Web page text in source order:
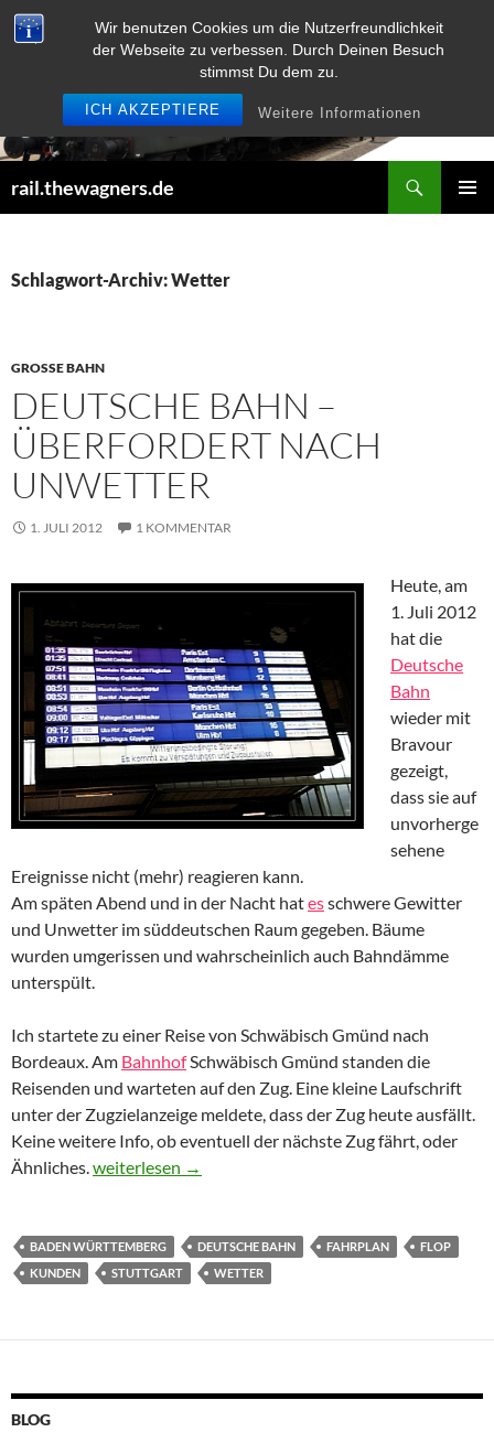
Wir benutzen Cookies um die Nutzerfreundlichkeit
der Webseite zu verbessen. Durch Deinen Besuch
stimmst Du dem zu.
ICH AKZEPTIERE Weitere Informationen
Zum
Inhalt
rail.thewagners.de
Schlagwort-Archiv: Wetter
GROSSE BAHN
DEUTSCHE BAHN –
ÜBERFORDERT NACH
UNWETTER
1. JULI 2012 1 KOMMENTAR
Heute, am
1. Juli 2012
hat die
Deutsche
Bahn
wieder mit
Bravour
gezeigt,
dass sie auf
unvorherge
sehene
Ereignisse nicht (mehr) reagieren kann.
Am späten Abend und in der Nacht hatesschwere Gewitter
und Unwetter im süddeutschen Raum gegeben. Bäume
wurden umgerissen und wahrscheinlich auch Bahndämme
unterspült.
Ich startete zu einer Reise von Schwäbisch Gmünd nach
Bordeaux. Am BahnhofSchwäbisch Gmünd standen die
Reisenden und warteten auf den Zug. Eine kleine Laufschrift
unter der Zugzielanzeige meldete, dass der Zug heute ausfällt.
Keine weitere Info, ob eventuell der nächste Zug fährt, oder
Ähnliches.Deutsche Bahn – Überfordert nach Unwetter
weiterlesen →
BADEN WÜRTTEMBERG DEUTSCHE BAHN FAHRPLAN
FLOP
KUNDEN
STUTTGART WETTER
BLOG